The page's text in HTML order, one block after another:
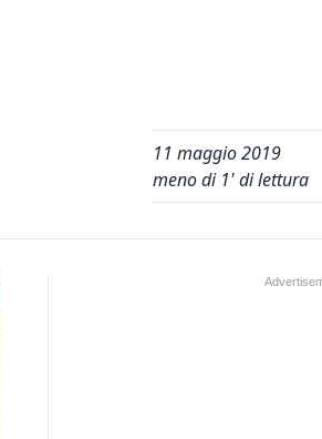
11 maggio 2019
meno di 1' di lettura